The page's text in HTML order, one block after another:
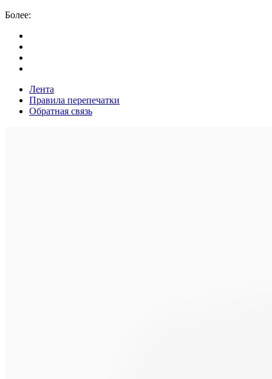
Более:
Лента
Правила перепечатки
Обратная связь